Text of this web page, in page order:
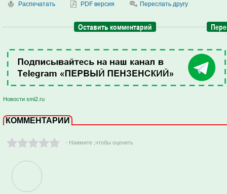
Распечатать PDF версия Переслать другу
Оставить комментарий
Новости smi2.ru
КОММЕНТАРИИ
- Нажмите ,чтобы оценить